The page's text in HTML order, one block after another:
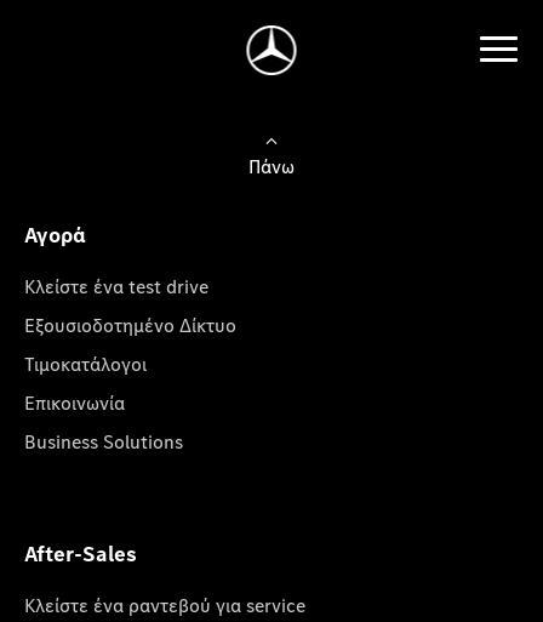
Πάνω
Αγορά
Κλείστε ένα test drive
Εξουσιοδοτημένο Δίκτυο
Τιμοκατάλογοι
Επικοινωνία
Business Solutions
After-Sales
Κλείστε ένα ραντεβού για service